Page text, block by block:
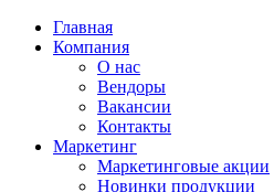
Главная
Компания
О нас
Вендоры
Вакансии
Контакты
Маркетинг
Маркетинговые акции
Новинки продукции